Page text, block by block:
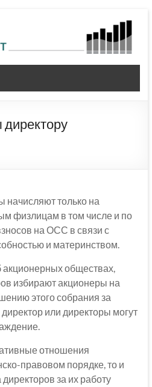
начисляют только на
физлицам в том числе и по
на ОСС в связи с
и материнством.
акционерных обществах,
избирают акционеры на
этого собрания за
или директоры могут
отношения
правовом порядке, то и
за их работу